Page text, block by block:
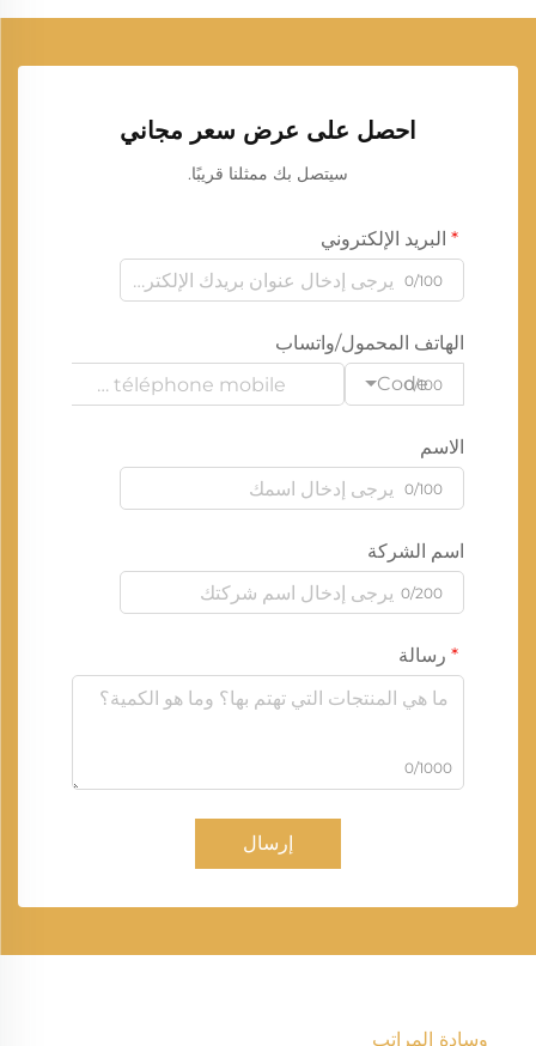
احصل على عرض سعر مجاني
سيتصل بك ممثلنا قريبًا.
البريد الإلكتروني
0/100
الهاتف المحمول/واتساب
Code
0/100
الاسم
0/100
اسم الشركة
0/200
رسالة
0/1000
إرسال
وسادة المراتب